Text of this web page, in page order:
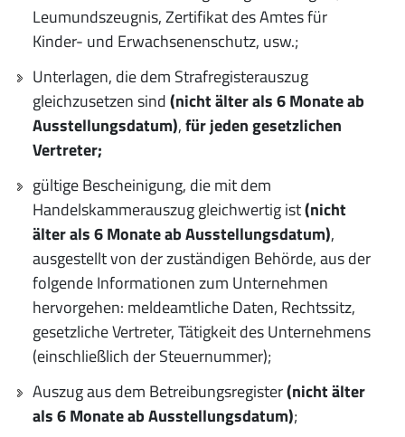
Leumundszeugnis, Zertifikat des Amtes für
Kinder- und Erwachsenenschutz, usw.;
Unterlagen, die dem Strafregisterauszug
gleichzusetzen sind(nicht älter als 6 Monate ab
Ausstellungsdatum),für jeden gesetzlichen
Vertreter;
gültige Bescheinigung, die mit dem
Handelskammerauszug gleichwertig ist(nicht
älter als 6 Monate ab Ausstellungsdatum),
ausgestellt von der zuständigen Behörde, aus der
folgende Informationen zum Unternehmen
hervorgehen: meldeamtliche Daten, Rechtssitz,
gesetzliche Vertreter, Tätigkeit des Unternehmens
(einschließlich der Steuernummer);
Auszug aus dem Betreibungsregister(nicht älter
als 6 Monate ab Ausstellungsdatum);